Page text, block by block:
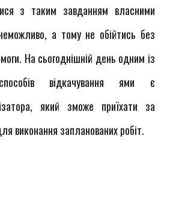
з таким завданням власними
а тому не обійтись без
На сьогоднішній день одним із
відкачування ями є
який зможе приїхати за
виконання запланованих робіт.